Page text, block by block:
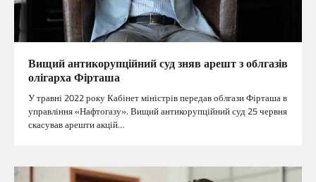
Вищий антикорупційний суд зняв арешт з облгазів
олігарха Фірташа
У травні 2022 року Кабінет міністрів передав облгази Фірташа в
управління «Нафтогазу». Вищий антикорупційний суд 25 червня
скасував арешти акцій…